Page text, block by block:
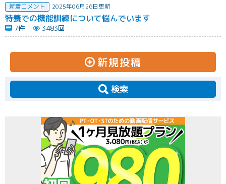
新着コメント 2025年06月26日更新
特養での機能訓練について悩んでいます
7件 3483回
新規投稿
検索